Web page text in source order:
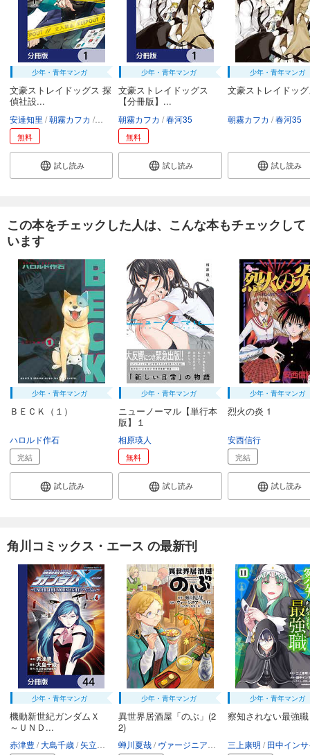
少年・青年マンガ
文豪ストレイドッグス 探
偵社設...
安達知里 朝霧カフカ 春河35
無料
試し読み
少年・青年マンガ
文豪ストレイドッグス
【分冊版】...
朝霧カフカ 春河35
無料
試し読み
少年・青年マンガ
文豪ストレイドッ
朝霧カフカ 春河35
試し読み
この本をチェックした人は、こんな本もチェックして
います
少年・青年マンガ
ＢＥＣＫ（１）
ハロルド作石
完結
試し読み
少年・青年マンガ
ニューノーマル【単行本
版】１
相原瑛人
無料
試し読み
少年・青年マンガ
烈火の炎 1
安西信行
完結
試し読み
角川コミックス・エース の最新刊
少年・青年マンガ
機動新世紀ガンダムＸ
～ＵＮＤ...
赤津豊 大島千歳 矢立肇・富野由悠季
少年・青年マンガ
異世界居酒屋「のぶ」(2
2)
蝉川夏哉 ヴァージニア二等兵 転
少年・青年マンガ
察知されない最強
三上康明 田中インサイ